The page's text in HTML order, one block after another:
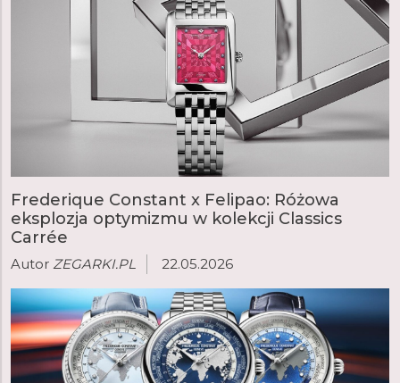
Frederique Constant x Felipao: Różowa
eksplozja optymizmu w kolekcji Classics
Carrée
Autor ZEGARKI.PL 22.05.2026